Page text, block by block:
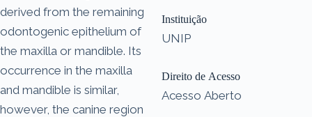
derived from the remaining
odontogenic epithelium of
the maxilla or mandible. Its
occurrence in the maxilla
and mandible is similar,
however, the canine region
Instituição
UNIP
Direito de Acesso
Acesso Aberto